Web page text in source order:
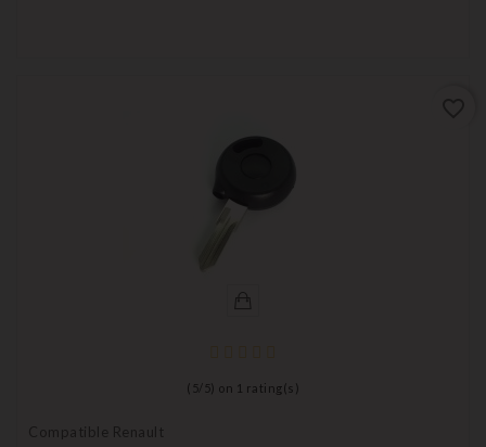
( 5/ 5) on 1 rating(s)
Compatible Renault